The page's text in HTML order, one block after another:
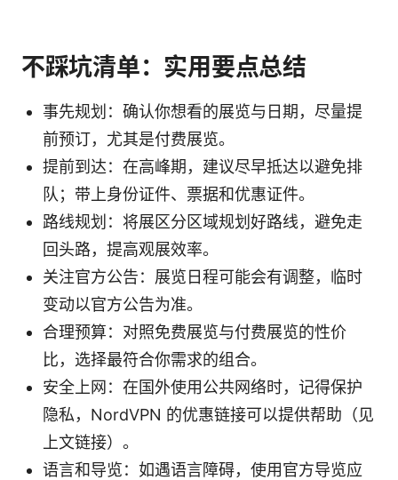
不踩坑清单：实用要点总结
事先规划：确认你想看的展览与日期，尽量提
前预订，尤其是付费展览。
提前到达：在高峰期，建议尽早抵达以避免排
队；带上身份证件、票据和优惠证件。
路线规划：将展区分区域规划好路线，避免走
回头路，提高观展效率。
关注官方公告：展览日程可能会有调整，临时
变动以官方公告为准。
合理预算：对照免费展览与付费展览的性价
比，选择最符合你需求的组合。
安全上网：在国外使用公共网络时，记得保护
隐私，NordVPN 的优惠链接可以提供帮助（见
上文链接）。
语言和导览：如遇语言障碍，使用官方导览应